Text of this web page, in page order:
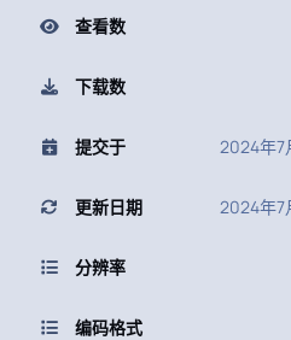
查看数
下载数
提交于 2024年7
更新日期 2024年7
分辨率
编码格式